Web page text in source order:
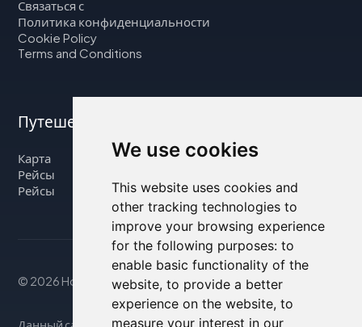
We use cookies
This website uses cookies and
other tracking technologies to
improve your browsing experience
for the following purposes: to
enable basic functionality of the
website, to provide a better
experience on the website, to
measure your interest in our
Связаться с
Политика конфиденциальности
Cookie Policy
Terms and Conditions
Путешествуйте с нами
Карта
Рейсы
Рейсы
© 2026 Housity.net